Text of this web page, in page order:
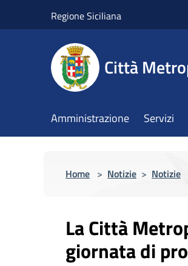
Regione Siciliana
Città
Amministrazione Servizi
Home > Notizie > Notizie
La Città
giornata di